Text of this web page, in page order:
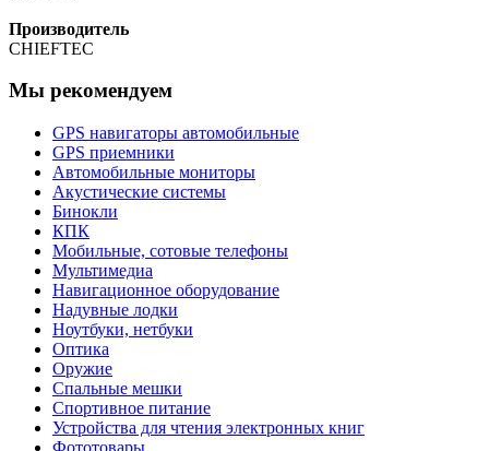
Производитель
CHIEFTEC
Мы рекомендуем
GPS навигаторы автомобильные
GPS приемники
Автомобильные мониторы
Акустические системы
Бинокли
КПК
Мобильные, сотовые телефоны
Мультимедиа
Навигационное оборудование
Надувные лодки
Ноутбуки, нетбуки
Оптика
Оружие
Спальные мешки
Спортивное питание
Устройства для чтения электронных книг